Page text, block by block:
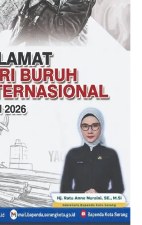
akan dihentikan sementara.
Dariawan, ST.M.MT selaku
Banten dengan tembusan di
laporan)
laporan)
Provinsi Banten yang ditujukan
Rezki Hidayat SPd,
Front Pemantau Kriminalitas (
kepada pihak Pemerintah
keluhan warga khususnya
ploting IUP CV MBR
kepada pihak CV MBR yang